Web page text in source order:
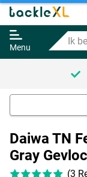
Menu
Ik
ben
op
zoek
naar
Daiwa
8+1
Daiwa TN
Gray
(3